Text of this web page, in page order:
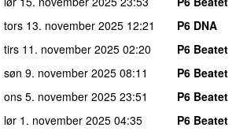
tors 13. november 2025 12:21
P6 DNA
tirs 11. november 2025 02:20
P6 Beatet
søn 9. november 2025 08:11
P6 Beatet
ons 5. november 2025 23:51
P6 Beatet
lør 1. november 2025 04:35 P6 Beatet